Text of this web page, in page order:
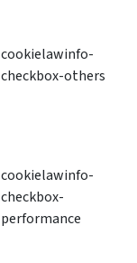
cookielawinfo-
checkbox-others
cookielawinfo-
checkbox-
performance